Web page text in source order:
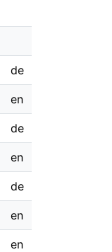
de
en
de
en
de
en
en